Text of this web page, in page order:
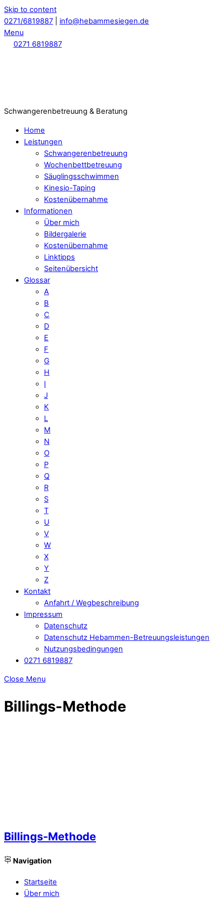
Skip to content
0271/6819887
info@hebammesiegen.de
Menu
0271 6819887
Schwangerenbetreuung & Beratung
Home
Leistungen
Schwangerenbetreuung
Wochenbettbetreuung
Säuglingsschwimmen
Kinesio-Taping
Kostenübernahme
Informationen
Über mich
Bildergalerie
Kostenübernahme
Linktipps
Seitenübersicht
Glossar
A
B
C
D
E
F
G
H
I
J
K
L
M
N
O
P
Q
R
S
T
U
V
W
X
Y
Z
Kontakt
Anfahrt / Wegbeschreibung
Impressum
Datenschutz
Datenschutz Hebammen-Betreuungsleistungen
Nutzungsbedingungen
0271 6819887
Close Menu
Billings-Methode
Billings-Methode
Navigation
Startseite
Über mich